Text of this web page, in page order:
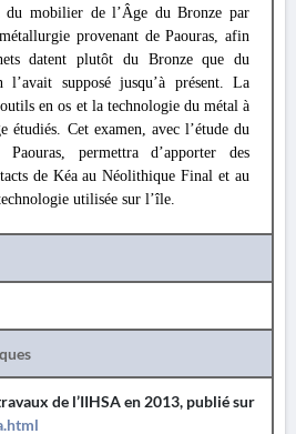
mobilier de l’Âge du Bronze par
provenant de Paouras, afin
datent plutôt du Bronze que du
supposé jusqu’à présent. La
en os et la technologie du métal à
étudiés. Cet examen, avec l’étude du
permettra d’apporter des
de Kéa au Néolithique Final et au
utilisée sur l’île.
de l’IIHSA en 2013, publié sur